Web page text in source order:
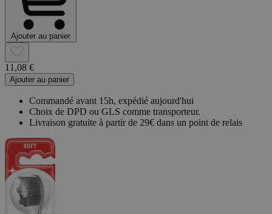
Ajouter au panier
11,08 €
Ajouter au panier
Commandé avant 15h, expédié aujourd'hui
Choix de DPD ou GLS comme transporteur.
Livraison gratuite à partir de 29€ dans un point de relais